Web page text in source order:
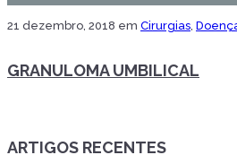
21 dezembro, 2018 em Cirurgias
GRANULOMA UMBILICAL
ARTIGOS RECENTES